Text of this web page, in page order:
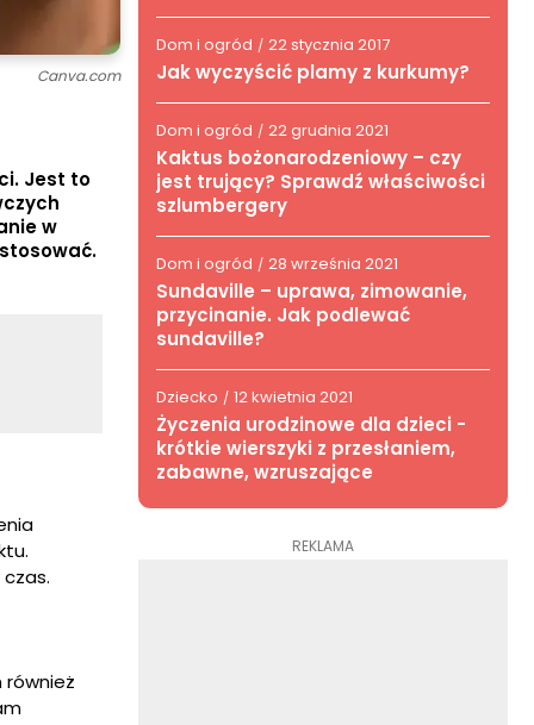
Canva.com
Jest to
w
również
Dom i ogród / 22 stycznia 2017
Jak wyczyścić plamy z kurkumy?
Dom i ogród / 22 grudnia 2021
Kaktus bożonarodzeniowy – czy
jest trujący? Sprawdź właściwości
szlumbergery
Dom i ogród / 28 września 2021
Sundaville – uprawa, zimowanie,
przycinanie. Jak podlewać
sundaville?
Dziecko / 12 kwietnia 2021
Życzenia urodzinowe dla dzieci -
krótkie wierszyki z przesłaniem,
zabawne, wzruszające
REKLAMA